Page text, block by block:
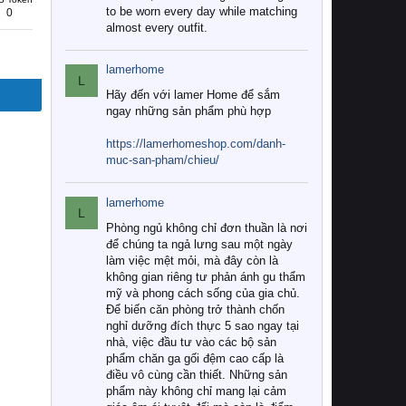
0
to be worn every day while matching
almost every outfit.
L
lamerhome
Hãy đến với lamer Home để sắm
ngay những sản phẩm phù hợp
https://lamerhomeshop.com/danh-
muc-san-pham/chieu/
L
lamerhome
Phòng ngủ không chỉ đơn thuần là nơi
để chúng ta ngả lưng sau một ngày
làm việc mệt mỏi, mà đây còn là
không gian riêng tư phản ánh gu thẩm
mỹ và phong cách sống của gia chủ.
Để biến căn phòng trở thành chốn
nghỉ dưỡng đích thực 5 sao ngay tại
nhà, việc đầu tư vào các bộ sản
phẩm chăn ga gối đệm cao cấp là
điều vô cùng cần thiết. Những sản
phẩm này không chỉ mang lại cảm